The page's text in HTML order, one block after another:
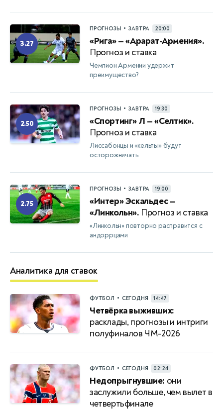
3.27
ПРОГНОЗЫ • ЗАВТРА 20:00
«Рига» — «Арарат-Армения».
Прогноз и ставка
Чемпион Армении удержит
преимущество?
2.50
ПРОГНОЗЫ • ЗАВТРА 19:30
«Спортинг» Л — «Селтик».
Прогноз и ставка
Лиссабонцы и «кельты» будут
осторожничать
2.75
ПРОГНОЗЫ • ЗАВТРА 19:00
«Интер» Эскальдес —
«Линкольн». Прогноз и ставка
«Линкольн» повторно расправится с
андоррцами
Аналитика для ставок
ФУТБОЛ • СЕГОДНЯ 14:47
Четвёрка выживших:
расклады, прогнозы и интриги
полуфиналов ЧМ-2026
ФУТБОЛ • СЕГОДНЯ 02:24
Недопрыгнувшие: они
заслужили больше, чем вылет в
четвертьфинале